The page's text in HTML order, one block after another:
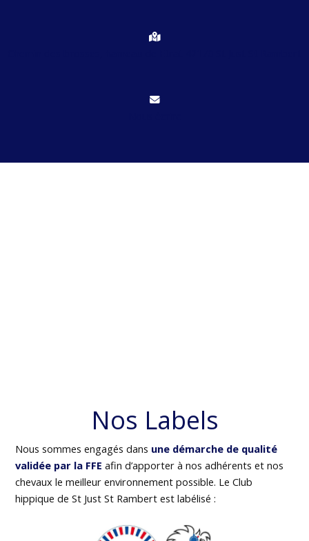
Nos Labels
Nous sommes engagés dans une démarche de qualité
validée par la FFE afin d’apporter à nos adhérents et nos
chevaux le meilleur environnement possible. Le Club
hippique de St Just St Rambert est labélisé :